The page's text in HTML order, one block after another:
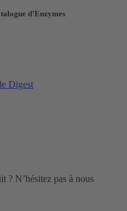
d’Enzymes
Digest
? N’hésitez pas à nous